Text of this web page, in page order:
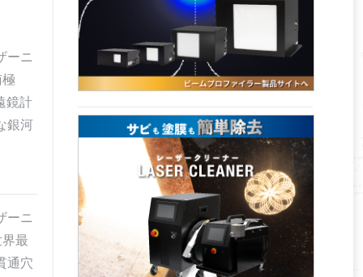
ーニ
鏡計
銀河
ーニ
最
通穴